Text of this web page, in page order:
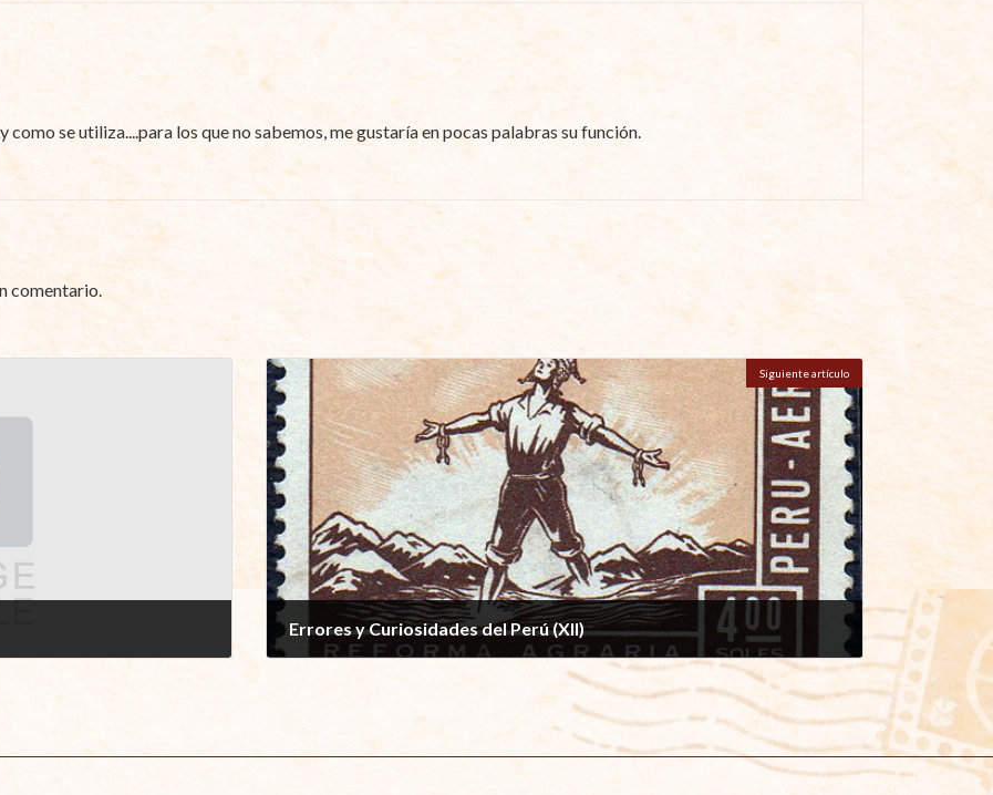
como se utiliza....para los que no sabemos, me gustaría en pocas palabras su función.
comentario.
Siguiente artículo
Errores y Curiosidades del Perú (XII)